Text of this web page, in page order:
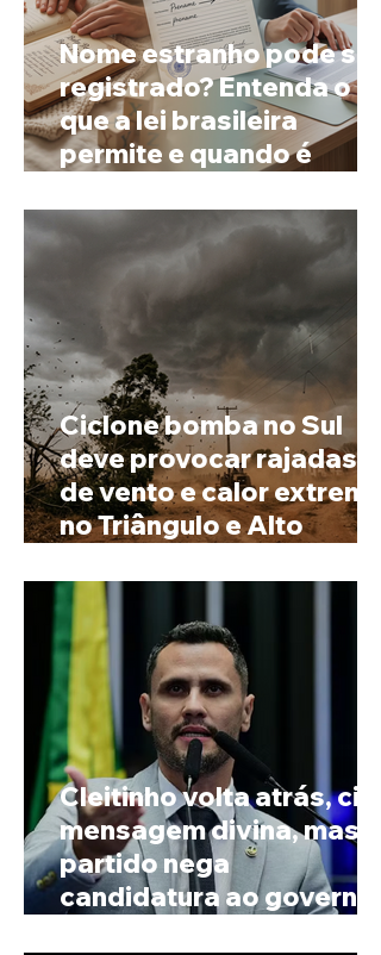
Nome estranho pode ser
registrado? Entenda o
que a lei brasileira
permite e quando é
prenome
Ciclone bomba no Sul
deve provocar rajadas
de vento e calor extremo
no Triângulo e Alto
Cleitinho volta atrás, cita
mensagem divina, mas
partido nega
candidatura ao governo